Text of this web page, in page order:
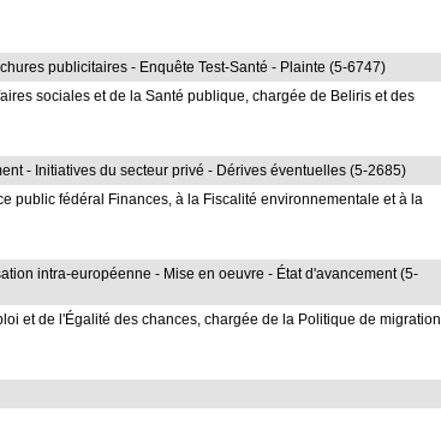
publicitaires - Enquête Test-Santé - Plainte (5-6747)
sociales et de la Santé publique, chargée de Beliris et des
- Initiatives du secteur privé - Dérives éventuelles (5-2685)
public fédéral Finances, à la Fiscalité environnementale et à la
intra-européenne - Mise en oeuvre - État d'avancement (5-
et de l'Égalité des chances, chargée de la Politique de migration